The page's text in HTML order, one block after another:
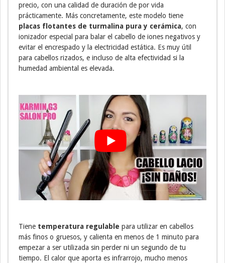
precio, con una calidad de duración de por vida
prácticamente. Más concretamente, este modelo tiene
placas flotantes de turmalina pura y cerámica, con
ionizador especial para balar el cabello de iones negativos y
evitar el encrespado y la electricidad estática. Es muy útil
para cabellos rizados, e incluso de alta efectividad si la
humedad ambiental es elevada.
Tiene temperatura regulable para utilizar en cabellos
más finos o gruesos, y calienta en menos de 1 minuto para
empezar a ser utilizada sin perder ni un segundo de tu
tiempo. El calor que aporta es infrarrojo, mucho menos